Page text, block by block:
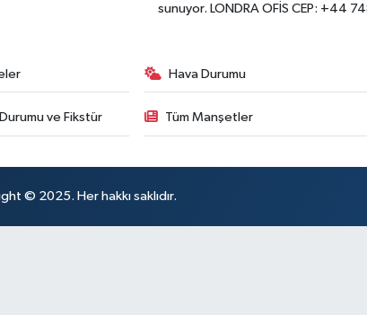
sunuyor. LONDRA OFİS CEP: +44
Hava Durumu
ve Fikstür Tüm Manşetler
© 2025. Her hakkı saklıdır.